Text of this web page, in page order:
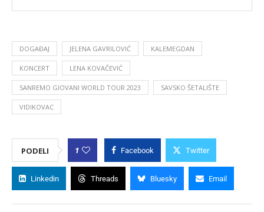
DOGAĐAJ JELENA GAVRILOVIĆ KALEMEGDAN
KONCERT LENA KOVAČEVIĆ
SANREMO GIOVANI WORLD TOUR 2023 SAVSKO ŠETALIŠTE
VIDIKOVAC
PODELI 1 Facebook Twitter
Linkedin Threads Bluesky Email